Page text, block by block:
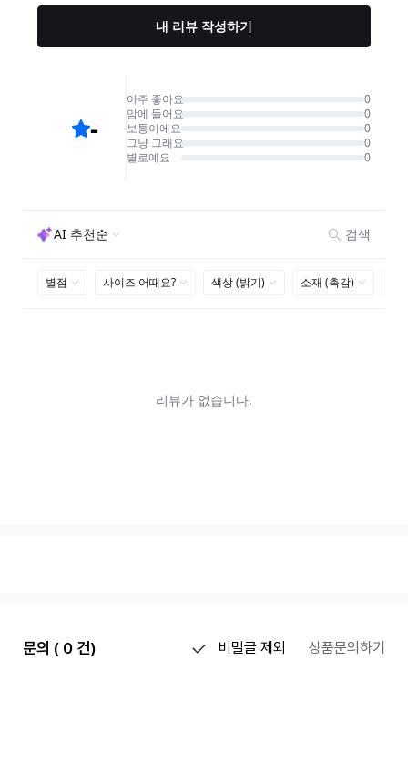
문의 ( 0 건) 비밀글 제외 상품문의하기